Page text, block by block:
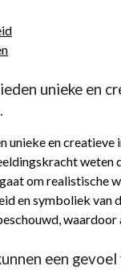
unieke en
unieke en
weten
om realistische
en symboliek van
waardoor
een